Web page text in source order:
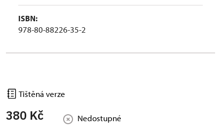
ISBN:
978-80-88226-35-2
Tištěná verze
380 Kč Nedostupné